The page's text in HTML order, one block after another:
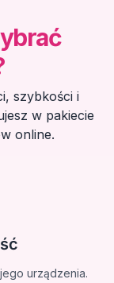
szybkości i
w pakiecie
online.
urządzenia.